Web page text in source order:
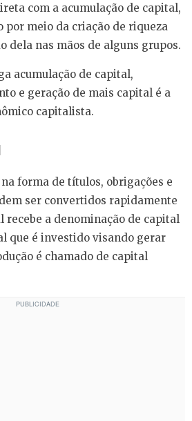
com a acumulação de capital,
por meio da criação de riqueza
dela nas mãos de alguns grupos.
acumulação de capital,
e geração de mais capital é a
capitalista.
forma de títulos, obrigações e
ser convertidos rapidamente
recebe a denominação de capital
que é investido visando gerar
é chamado de capital